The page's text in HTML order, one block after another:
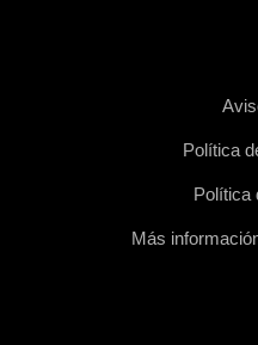
Política
Política
Más